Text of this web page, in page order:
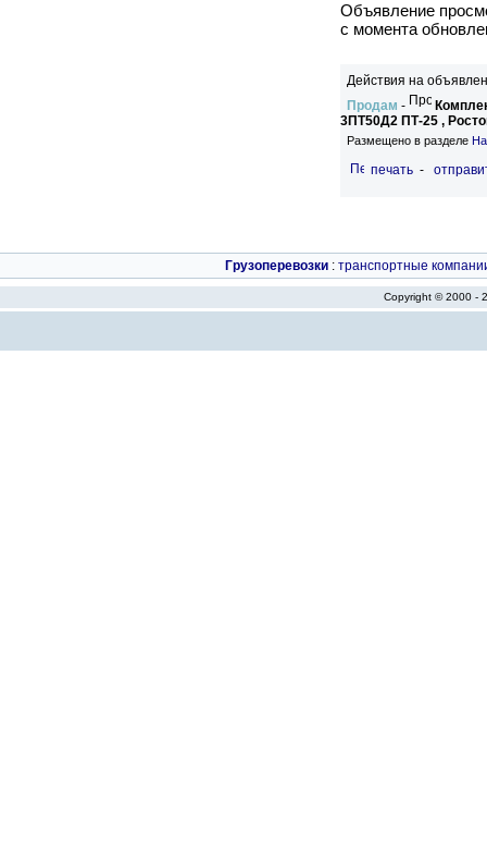
Объявление
c момента
Действия на
Продам -
3ПТ50Д2 ПТ-25 ,
Размещено в разделе
печать -
Грузоперевозки : транспортные
Copyright © 2000 -